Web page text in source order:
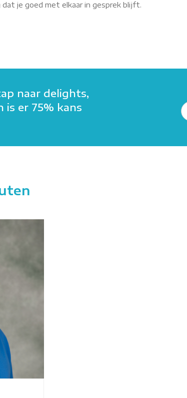
je goed met elkaar in gesprek blijft.
naar delights,
is er 75% kans